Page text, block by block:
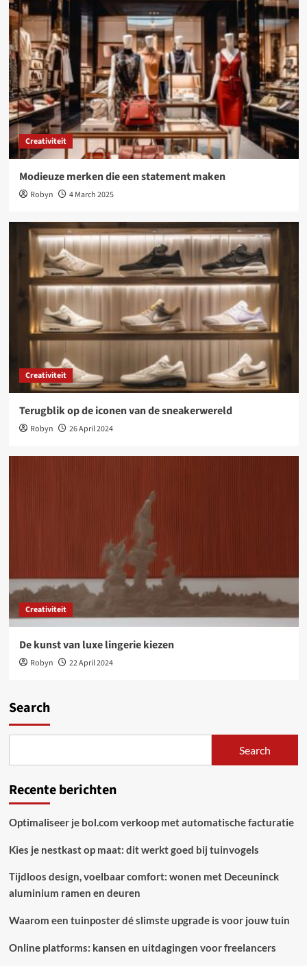
Creativiteit
Modieuze merken die een statement maken
Robyn 4 March 2025
Creativiteit
Terugblik op de iconen van de sneakerwereld
Robyn 26 April 2024
Creativiteit
De kunst van luxe lingerie kiezen
Robyn 22 April 2024
Search
Search
Recente berichten
Optimaliseer je bol.com verkoop met automatische facturatie
Kies je nestkast op maat: dit werkt goed bij tuinvogels
Tijdloos design, voelbaar comfort: wonen met Deceuninck
aluminium ramen en deuren
Waarom een tuinposter dé slimste upgrade is voor jouw tuin
Online platforms: kansen en uitdagingen voor freelancers